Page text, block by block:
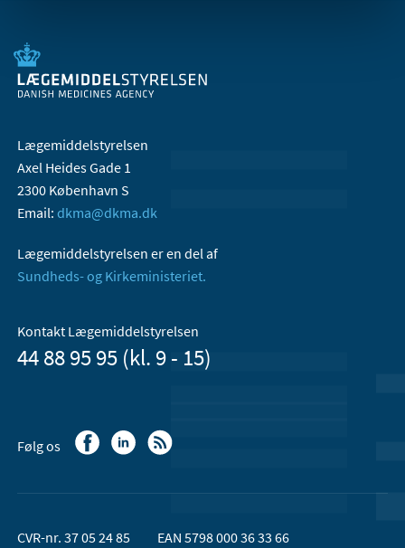
Lægemiddelstyrelsen
Axel Heides Gade 1
2300 København S
Email: dkma@dkma.dk
Lægemiddelstyrelsen er en del af
Sundheds- og Kirkeministeriet.
Kontakt Lægemiddelstyrelsen
44 88 95 95 (kl. 9 - 15)
Følg os
CVR-nr. 37 05 24 85 EAN 5798 000 36 33 66